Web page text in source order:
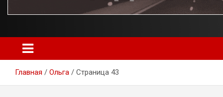
Главная Ольга Страница 43